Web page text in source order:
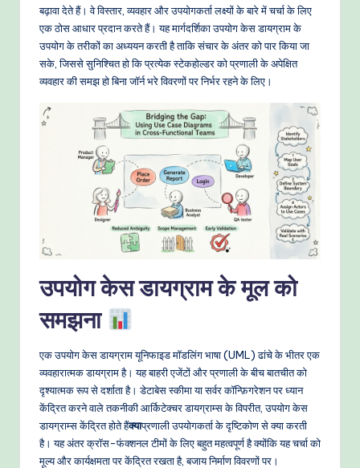
W
o
&
d
e
rn
T
e
c
बढ़ावा देते हैं। वे विस्तार, व्यवहार और उपयोगकर्ता लक्ष्यों के बारे में चर्चा के लिए
एक ठोस आधार प्रदान करते हैं। यह मार्गदर्शिका उपयोग केस डायग्राम के
उपयोग के तरीकों का अध्ययन करती है ताकि संचार के अंतर को पार किया जा
सके, जिससे सुनिश्चित हो कि प्रत्येक स्टेकहोल्डर को प्रणाली के अपेक्षित
व्यवहार की समझ हो बिना जॉर्न भरे विवरणों पर निर्भर रहने के लिए।
उपयोग केस डायग्राम के मूल को
समझना
एक उपयोग केस डायग्राम यूनिफाइड मॉडलिंग भाषा (UML) ढांचे के भीतर एक
व्यवहारात्मक डायग्राम है। यह बाहरी एजेंटों और प्रणाली के बीच बातचीत को
दृश्यात्मक रूप से दर्शाता है। डेटाबेस स्कीमा या सर्वर कॉन्फ़िगरेशन पर ध्यान
केंद्रित करने वाले तकनीकी आर्किटेक्चर डायग्राम्स के विपरीत, उपयोग केस
डायग्राम्स केंद्रित होते हैंक्याप्रणाली उपयोगकर्ता के दृष्टिकोण से क्या करती
है। यह अंतर क्रॉस-फंक्शनल टीमों के लिए बहुत महत्वपूर्ण है क्योंकि यह चर्चा को
मूल्य और कार्यक्षमता पर केंद्रित रखता है, बजाय निर्माण विवरणों पर।